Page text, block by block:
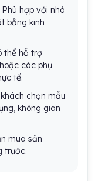
Phù hợp với nhà
bằng kinh
thể hỗ trợ
các phụ
tế.
chọn mẫu
không gian
mua sản
trước.